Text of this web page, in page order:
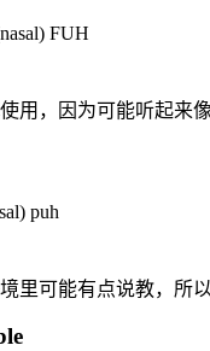
FUH
用，因为可能听起来像
puh
里可能有点说教，所以